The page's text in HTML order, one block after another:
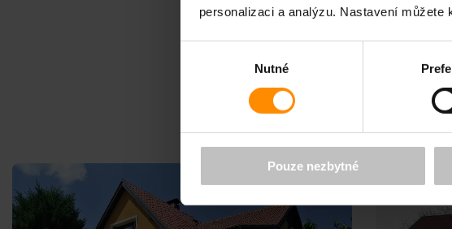
personalizaci a analýzu. Nastavení
Nutné
Pouze nezbytné